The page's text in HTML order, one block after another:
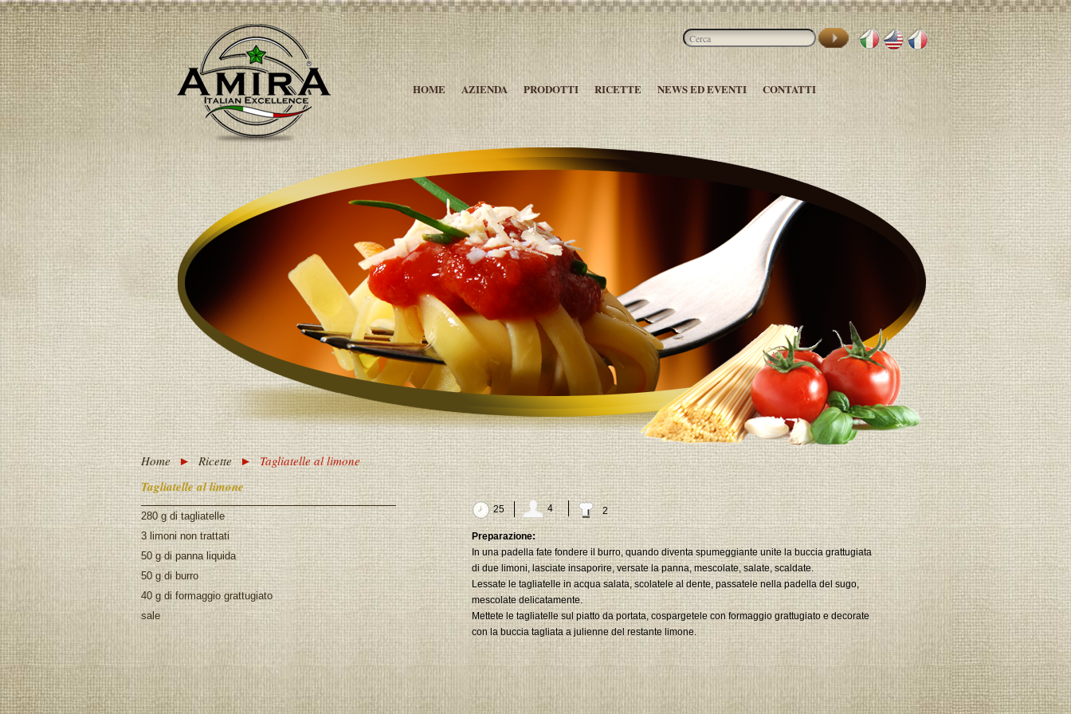
HOME AZIENDA PRODOTTI RICETTE NEWS ED EVENTI CONTATTI
Home ► Ricette ► Tagliatelle al limone
Tagliatelle al limone
280 g di tagliatelle
3 limoni non trattati
50 g di panna liquida
50 g di burro
40 g di formaggio grattugiato
sale
25 4 2
Preparazione:
In una padella fate fondere il burro, quando diventa spumeggiante unite la buccia grattugiata
di due limoni, lasciate insaporire, versate la panna, mescolate, salate, scaldate.
Lessate le tagliatelle in acqua salata, scolatele al dente, passatele nella padella del sugo,
mescolate delicatamente.
Mettete le tagliatelle sul piatto da portata, cospargetele con formaggio grattugiato e decorate
con la buccia tagliata a julienne del restante limone.